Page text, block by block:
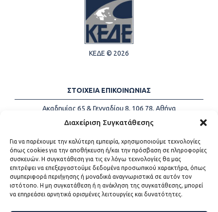
Διαχείριση Συγκατάθεσης
Για να παρέχουμε την καλύτερη εμπειρία, χρησιμοποιούμε τεχνολογίες
όπως cookies για την αποθήκευση ή/και την πρόσβαση σε πληροφορίες
συσκευών. Η συγκατάθεση για τις εν λόγω τεχνολογίες θα μας
επιτρέψει να επεξεργαστούμε δεδομένα προσωπικού χαρακτήρα, όπως
συμπεριφορά περιήγησης ή μοναδικά αναγνωριστικά σε αυτόν τον
ιστότοπο. Η μη συγκατάθεση ή η ανάκληση της συγκατάθεσης, μπορεί
να επηρεάσει αρνητικά ορισμένες λειτουργίες και δυνατότητες.
ΚΕΔΕ © 2026
ΣΤΟΙΧΕΙΑ ΕΠΙΚΟΙΝΩΝΙΑΣ
Ακαδημίας 65 & Γενναδίου 8, 106 78, Αθήνα
Τηλέφωνα:
+30 213-2147500
Email:
info@kede.gr
ΧΡΗΣΙΜΟΙ ΣΥΝΔΕΣΜΟΙ
Η ΚΕΔΕ